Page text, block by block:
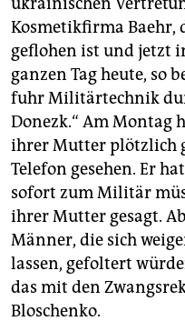
Kosmetikfirma Baehr,
geflohen ist und jetzt
ganzen Tag heute, so
fuhr Militärtechnik
Donezk.“ Am Montag
ihrer Mutter plötzlich
Telefon gesehen. Er
sofort zum Militär
ihrer Mutter gesagt.
Männer, die sich
lassen, gefoltert
das mit den
Bloschenko.